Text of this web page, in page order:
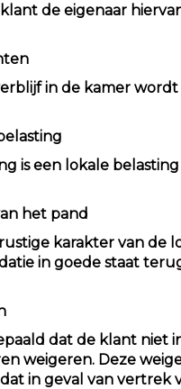
de eigenaar
in de kamer
is een lokale
het pand
karakter van de
in goede staat
dat de klant niet
weigeren. Deze
in geval van